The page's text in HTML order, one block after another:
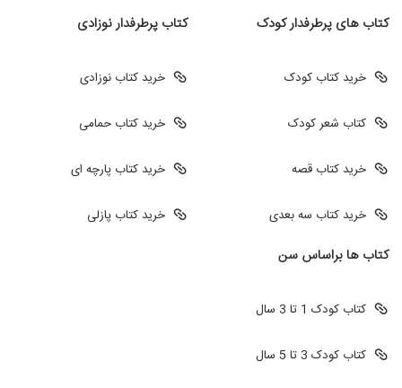
کتاب های پرطرفدار کودک
خرید کتاب کودک
کتاب شعر کودک
خرید کتاب قصه
خرید کتاب سه بعدی
کتاب پرطرفدار نوزادی
خرید کتاب نوزادی
خرید کتاب حمامی
خرید کتاب پارچه ای
خرید کتاب پازلی
کتاب ها براساس سن
کتاب کودک 1 تا 3 سال
کتاب کودک 3 تا 5 سال